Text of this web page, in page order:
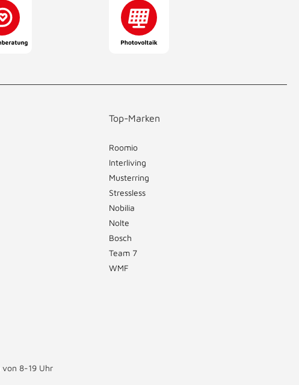
Top-Marken
Roomio
Interliving
Musterring
Stressless
Nobilia
Nolte
Bosch
Team 7
WMF
von 8-19 Uhr